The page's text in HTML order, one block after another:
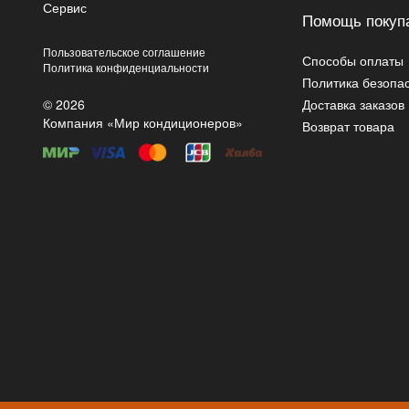
Сервис
Пользовательское соглашение
Политика конфиденциальности
© 2026
Компания «Мир кондиционеров»
Помощь
Способы оплаты
Политика
Доставка заказов
Возврат товара